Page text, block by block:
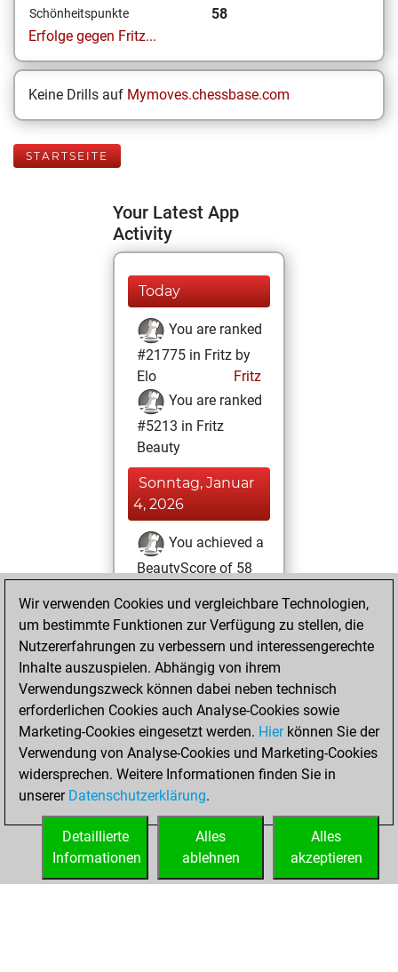
Schönheitspunkte
58
Erfolge gegen Fritz...
Keine Drills auf Mymoves.chessbase.com
STARTSEITE
Your Latest App
Activity
Today
You are ranked
#21775 in Fritz by
Elo
Fritz
You are ranked
#5213 in Fritz
Beauty
Sonntag, Januar
4, 2026
You achieved a
BeautyScore of 58
achieved a new Elo
of 1529
Dienstag,
November 18,
2025
You won
against Fritz
Fritz
You created
your Fritz account
Wir verwenden Cookies und vergleichbare Technologien,
um bestimmte Funktionen zur Verfügung zu stellen, die
Nutzererfahrungen zu verbessern und interessengerechte
Inhalte auszuspielen. Abhängig von ihrem
Verwendungszweck können dabei neben technisch
erforderlichen Cookies auch Analyse-Cookies sowie
Marketing-Cookies eingesetzt werden. Hierkönnen Sie der
Verwendung von Analyse-Cookies und Marketing-Cookies
widersprechen. Weitere Informationen finden Sie in
unserer Datenschutzerklärung.
Alles
akzeptieren
Alles
ablehnen
Detaillierte
Informationen